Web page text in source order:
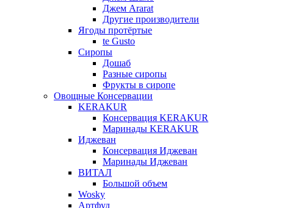
Джем Ararat
Другие производители
Ягоды протёртые
te Gusto
Сиропы
Дошаб
Разные сиропы
Фрукты в сиропе
Овощные Консервации
KERAKUR
Консервация KERAKUR
Маринады KERAKUR
Иджеван
Консервация Иджеван
Маринады Иджеван
ВИТАЛ
Большой объем
Wosky
Артфуд